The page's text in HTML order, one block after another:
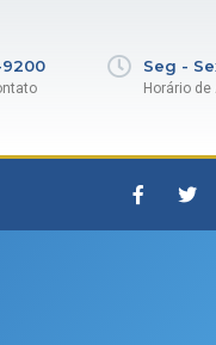
9200 Seg -
Horário